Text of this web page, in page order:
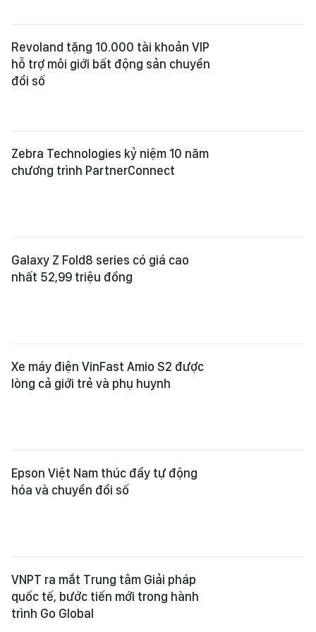
Revoland tặng 10.000 tài khoản VIP
hỗ trợ môi giới bất động sản chuyển
đổi số
Zebra Technologies kỷ niệm 10 năm
chương trình PartnerConnect
Galaxy Z Fold8 series có giá cao
nhất 52,99 triệu đồng
Xe máy điện VinFast Amio S2 được
lòng cả giới trẻ và phụ huynh
Epson Việt Nam thúc đẩy tự động
hóa và chuyển đổi số
VNPT ra mắt Trung tâm Giải pháp
quốc tế, bước tiến mới trong hành
trình Go Global